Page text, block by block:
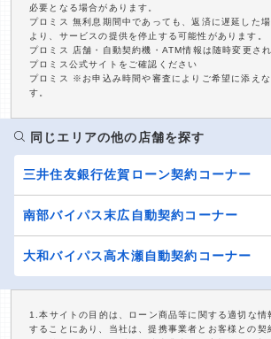
必要となる場合があります。
プロミス 無利息期間中であっても、返済に遅延した
より、サービスの提供を停止する可能性があります。
プロミス 店舗・自動契約機・ATM情報は随時変更さ
プロミス公式サイトをご確認ください
プロミス ※お申込み時間や審査によりご希望に添えな
す。
同じエリアの他の店舗を探す
三井住友銀行佐賀ローン契約コーナー
南部バイパス末広自動契約コーナー
大和バイパス高木瀬自動契約コーナー
1.本サイトの目的は、ローン商品等に関する適切な情
することにあり、当社は、提携事業者とお客様との契